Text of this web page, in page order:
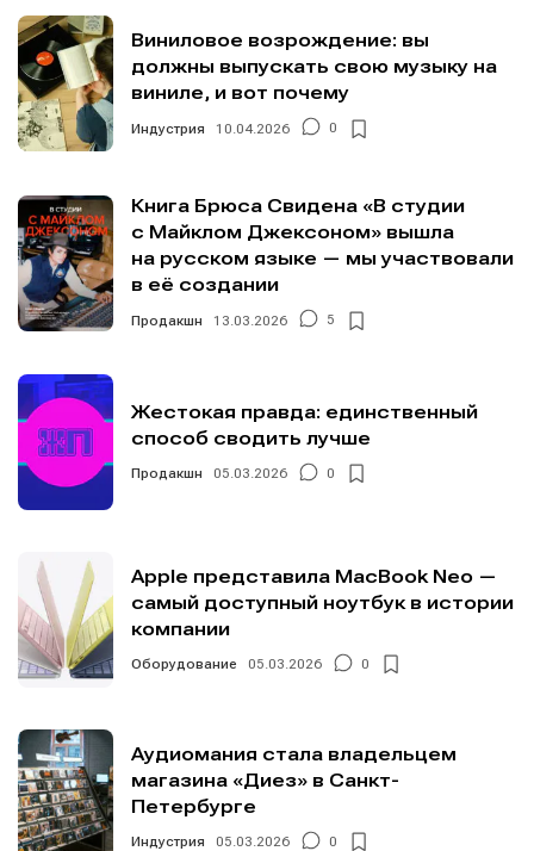
Виниловое возрождение: вы
должны выпускать свою музыку на
виниле, и вот почему
Индустрия 10.04.2026 0
Книга Брюса Свидена «В студии
с Майклом Джексоном» вышла
на русском языке — мы участвовали
в её создании
Продакшн 13.03.2026 5
Жестокая правда: единственный
способ сводить лучше
Продакшн 05.03.2026 0
Apple представила MacBook Neo —
самый доступный ноутбук в истории
компании
Оборудование 05.03.2026 0
Аудиомания стала владельцем
магазина «Диез» в Санкт-
Петербурге
Индустрия 05.03.2026 0